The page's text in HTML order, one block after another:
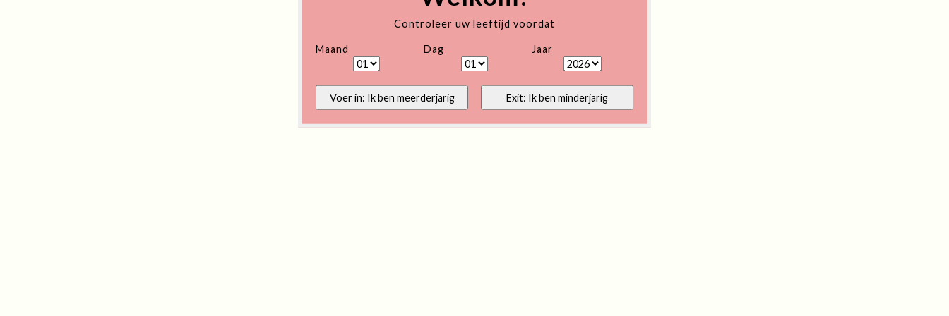
Controleer uw leeftijd voordat
Maand Dag Jaar